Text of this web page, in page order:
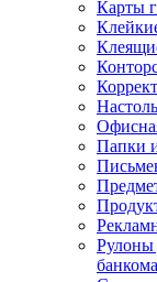
Карты
Папки
Рулоны